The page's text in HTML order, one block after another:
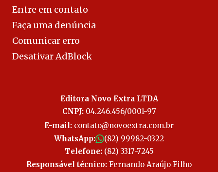
Entre em contato
Faça uma denúncia
Comunicar erro
Desativar AdBlock
Editora Novo Extra LTDA
CNPJ:04.246.456/0001-97
E-mail: contato@novoextra.com.br
WhatsApp:
(82) 99982-0322
Telefone:(82) 3317-7245
Responsável técnico: Fernando Araújo Filho